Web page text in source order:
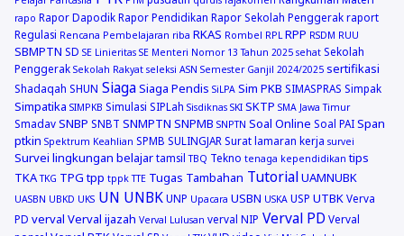
rapo Rapor Dapodik Rapor Pendidikan Rapor Sekolah Penggerak raport
Regulasi Rencana Pembelajaran riba RKAS Rombel RPL RPP RSDM RUU
SBMPTN SD SE Linieritas SE Menteri Nomor 13 Tahun 2025 sehat Sekolah
Penggerak Sekolah Rakyat seleksi ASN Semester Ganjil 2024/2025 sertifikasi
Shadaqah SHUN SiagaSiaga Pendis SiLPA Sim PKB SIMASPRAS Simpak
Simpatika SIMPKB Simulasi SIPLah Sisdiknas SKI SKTP SMA Jawa Timur
Smadav SNBP SNBT SNMPTN SNPMB SNPTN Soal Online Soal PAI Span
ptkin Spektrum Keahlian SPMB SULINGJAR Surat lamaran kerja survei
Survei lingkungan belajar tamsil TBQ Tekno tenaga kependidikan tips
TKA TKG TPG tpp tppk TTE Tugas Tambahan TutorialUAMNUBK
UASBN UBKD UKS UN UNBK UNP Upacara USBN USKA USP UTBK Verva
PD verval Verval ijazah Verval Lulusan verval NIP Verval PD Verval